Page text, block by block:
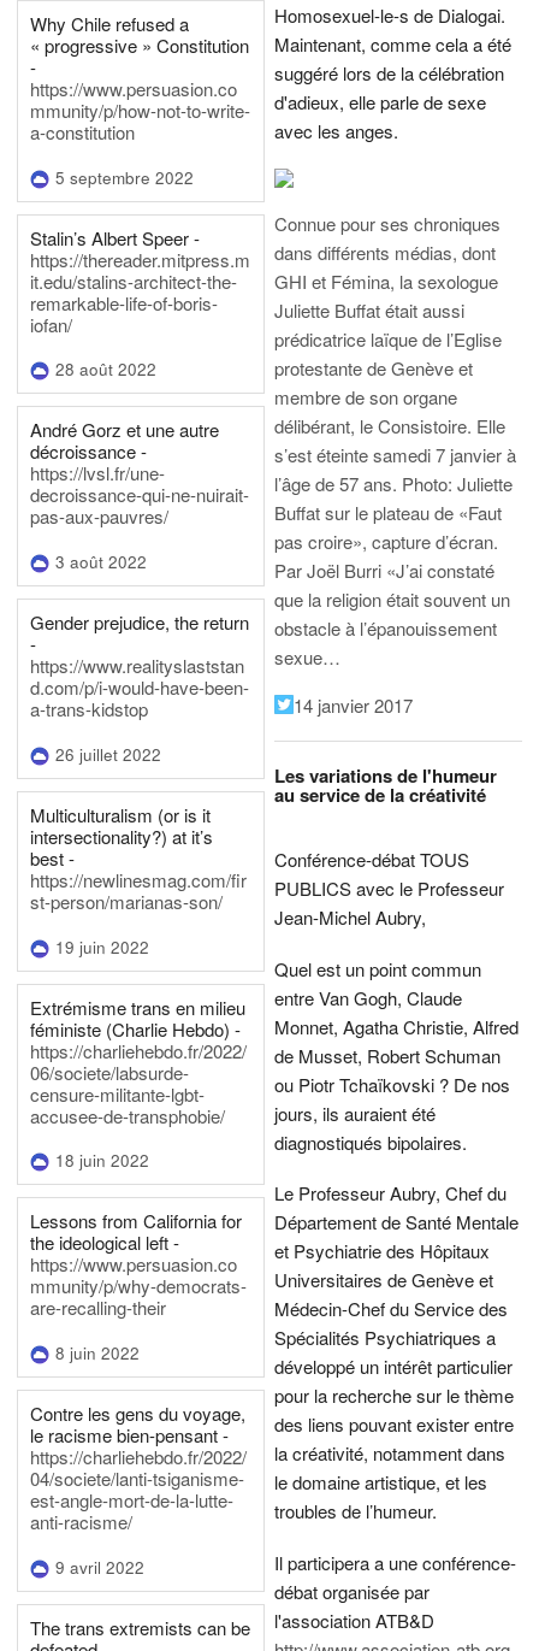
Why Chile refused a
« progressive » Constitution
-
https://www.persuasion.co
mmunity/p/how-not-to-write-
a-constitution
5 septembre 2022
Stalin’s Albert Speer -
https://thereader.mitpress.m
it.edu/stalins-architect-the-
remarkable-life-of-boris-
iofan/
28 août 2022
André Gorz et une autre
décroissance -
https://lvsl.fr/une-
decroissance-qui-ne-nuirait-
pas-aux-pauvres/
3 août 2022
Gender prejudice, the return
-
https://www.realityslaststan
d.com/p/i-would-have-been-
a-trans-kidstop
26 juillet 2022
Multiculturalism (or is it
intersectionality?) at it’s
best -
https://newlinesmag.com/fir
st-person/marianas-son/
19 juin 2022
Extrémisme trans en milieu
féministe (Charlie Hebdo) -
https://charliehebdo.fr/2022/
06/societe/labsurde-
censure-militante-lgbt-
accusee-de-transphobie/
18 juin 2022
Lessons from California for
the ideological left -
https://www.persuasion.co
mmunity/p/why-democrats-
are-recalling-their
8 juin 2022
Contre les gens du voyage,
le racisme bien-pensant -
https://charliehebdo.fr/2022/
04/societe/lanti-tsiganisme-
est-angle-mort-de-la-lutte-
anti-racisme/
9 avril 2022
The trans extremists can be
Homosexuel-le-s de Dialogai.
Maintenant, comme cela a été
suggéré lors de la célébration
d'adieux, elle parle de sexe
avec les anges.
Connue pour ses chroniques
dans différents médias, dont
GHI et Fémina, la sexologue
Juliette Buffat était aussi
prédicatrice laïque de l’Eglise
protestante de Genève et
membre de son organe
délibérant, le Consistoire. Elle
s’est éteinte samedi 7 janvier à
l’âge de 57 ans. Photo: Juliette
Buffat sur le plateau de «Faut
pas croire», capture d’écran.
Par Joël Burri «J’ai constaté
que la religion était souvent un
obstacle à l’épanouissement
sexue…
14 janvier 2017
Les variations de l'humeur
au service de la créativité
Conférence-débat TOUS
PUBLICS avec le Professeur
Jean-Michel Aubry,
Quel est un point commun
entre Van Gogh, Claude
Monnet, Agatha Christie, Alfred
de Musset, Robert Schuman
ou Piotr Tchaïkovski ? De nos
jours, ils auraient été
diagnostiqués bipolaires.
Le Professeur Aubry, Chef du
Département de Santé Mentale
et Psychiatrie des Hôpitaux
Universitaires de Genève et
Médecin-Chef du Service des
Spécialités Psychiatriques a
développé un intérêt particulier
pour la recherche sur le thème
des liens pouvant exister entre
la créativité, notamment dans
le domaine artistique, et les
troubles de l’humeur.
Il participera a une conférence-
débat organisée par
l'association ATB&D